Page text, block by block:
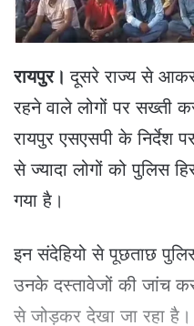
l
रायपुर।दूसरे राज्य से आकर
रहने वाले लोगों पर सख्ती
रायपुर एसएसपी के निर्देश
से ज्यादा लोगों को पुलिस
गया है।
इन संदेहियो से पूछताछ
उनके दस्तावेजों की जांच कर
से जोड़कर देखा जा रहा